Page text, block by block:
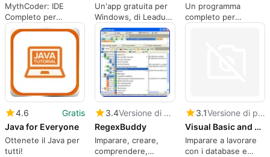
MythCoder: IDE
Completo per
Sviluppatori
Un'app gratuita per
Windows, di Leadum
Software.
Un programma
completo per
Windows, di Jan
4.6
Gratis
Java for Everyone
Ottenete il Java per
tutti!
3.4
Versione di prova
RegexBuddy
Imparare, creare,
comprendere,
3.1
Versione di prova
Visual Basic and Databases
Imparare a lavorare
con i database e